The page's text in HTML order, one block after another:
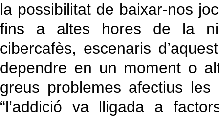
la possibilitat de baixar-nos
fins a altes hores de la
cibercafès, escenaris
dependre en un moment o
greus problemes afectius
“l’addició va lligada a